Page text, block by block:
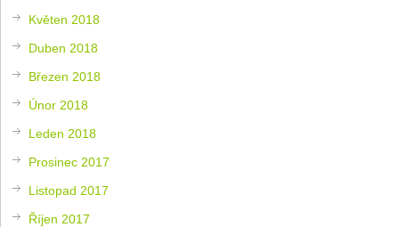
Květen 2018
Duben 2018
Březen 2018
Únor 2018
Leden 2018
Prosinec 2017
Listopad 2017
Říjen 2017